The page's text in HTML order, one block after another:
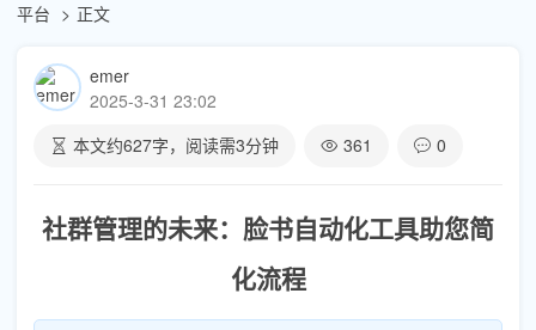
平台
正文
emer
2025-3-31 23:02
本文约627字，阅读需3分钟 361 0
社群管理的未来：脸书自动化工具助您简
化流程